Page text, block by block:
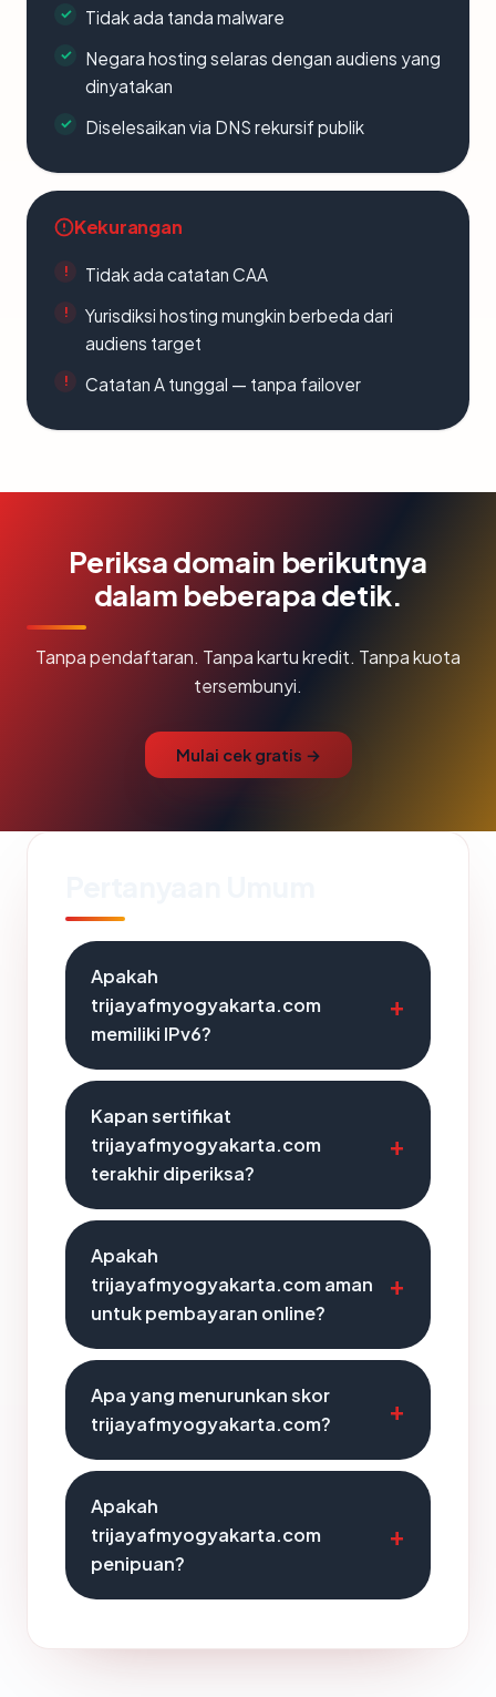
Tidak ada tanda malware
Negara hosting selaras dengan audiens yang
dinyatakan
Diselesaikan via DNS rekursif publik
Kekurangan
Tidak ada catatan CAA
Yurisdiksi hosting mungkin berbeda dari
audiens target
Catatan A tunggal — tanpa failover
Periksa domain berikutnya
dalam beberapa detik.
Tanpa pendaftaran. Tanpa kartu kredit. Tanpa kuota
tersembunyi.
Mulai cek gratis →
Apakah
trijayafmyogyakarta.com
memiliki IPv6?
Kapan sertifikat
trijayafmyogyakarta.com
terakhir diperiksa?
Apakah
trijayafmyogyakarta.com aman
untuk pembayaran online?
Apa yang menurunkan skor
trijayafmyogyakarta.com?
Apakah
trijayafmyogyakarta.com
penipuan?